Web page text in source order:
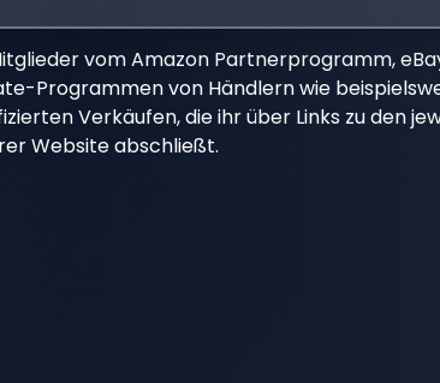
vom Amazon Partnerprogramm,
Programmen von Händlern wie
Verkäufen, die ihr über Links zu den
Website abschließt.